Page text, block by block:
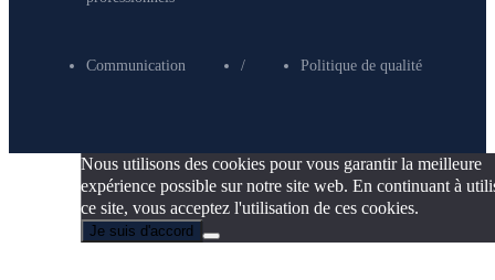
Communication / Politique de qualité
Nous utilisons des cookies pour vous garantir la meilleure
expérience possible sur notre site web. En continuant à
ce site, vous acceptez l'utilisation de ces cookies.
Je suis d'accord